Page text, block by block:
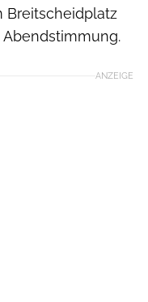
Breitscheidplatz
ANZEIGE